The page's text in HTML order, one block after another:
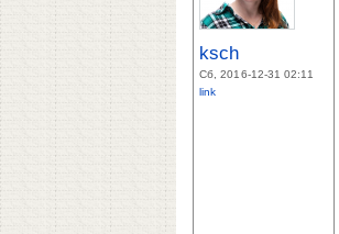
ksch
Сб, 2016-12-31 02:11
link